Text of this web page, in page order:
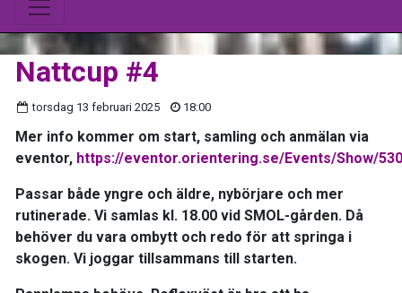
Nattcup #4
torsdag 13 februari 2025 18:00
Mer info kommer om start, samling och anmälan via
eventor, https://eventor.orientering.se/Events/Show/
Passar både yngre och äldre, nybörjare och mer
rutinerade. Vi samlas kl. 18.00 vid SMOL-gården. Då
behöver du vara ombytt och redo för att springa i
skogen. Vi joggar tillsammans till starten.